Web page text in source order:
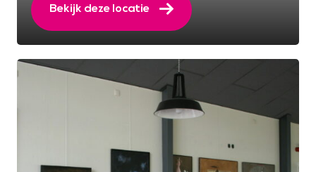
Bekijk deze locatie